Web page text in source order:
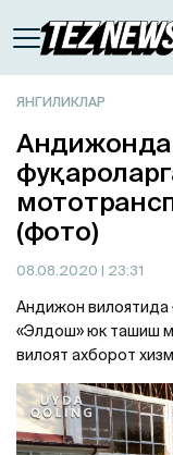
ЯНГИЛИКЛАР
Андижонда
(фото)
08.08.2020 | 23:31
Андижон вилоятида
«Элдош» юк ташиш
вилоят ахборот